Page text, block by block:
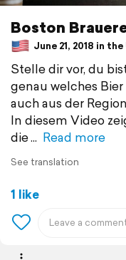
Boston
June 21, 2018 in
Stelle dir vor, du
genau welches
auch aus der
In diesem Video
die
Read more
See translation
1 like